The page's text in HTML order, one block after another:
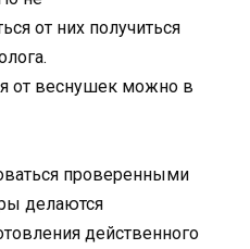
от них получиться
от веснушек можно в
проверенными
делаются
действенного